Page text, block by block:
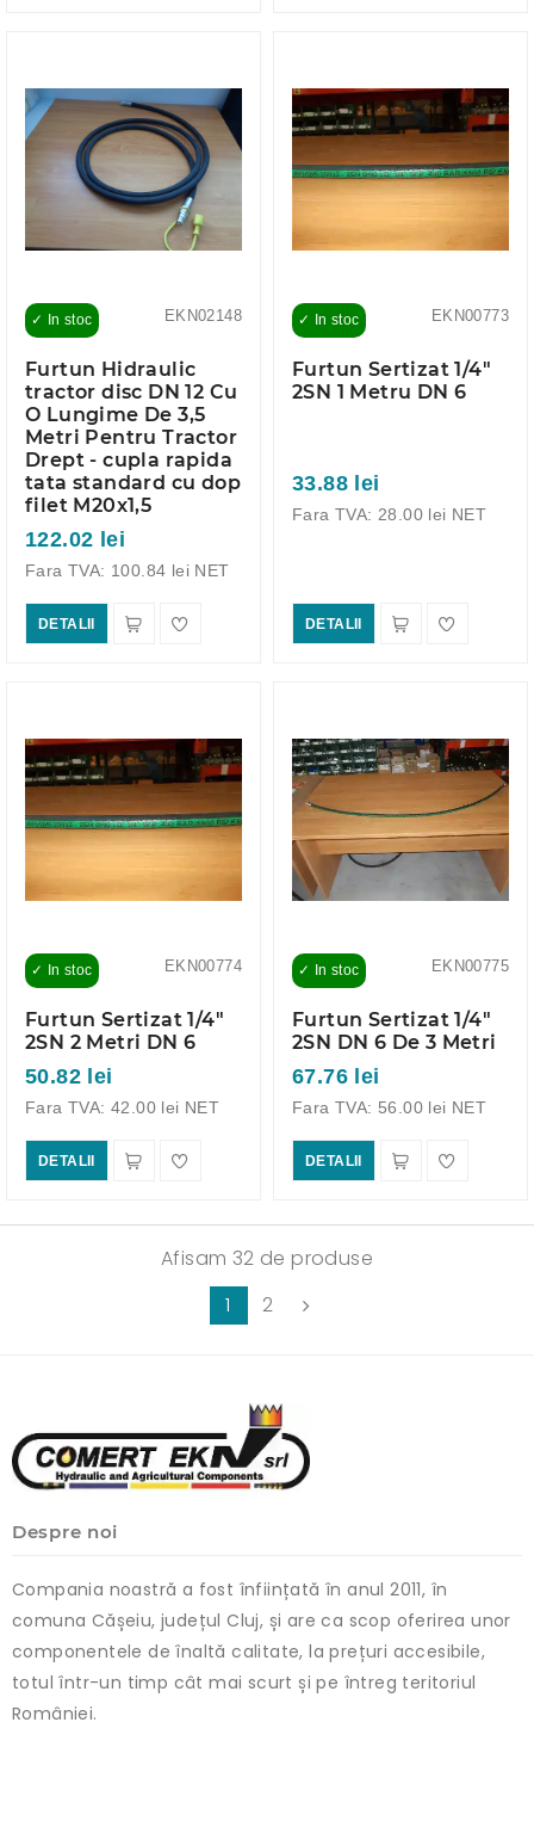
EKN02148
✓ In stoc
Furtun Hidraulic
tractor disc DN 12 Cu
O Lungime De 3,5
Metri Pentru Tractor
Drept - cupla rapida
tata standard cu dop
filet M20x1,5
122.02 lei
Fara TVA: 100.84 lei NET
DETALII
EKN00773
✓ In stoc
Furtun Sertizat 1/4"
2SN 1 Metru DN 6
33.88 lei
Fara TVA: 28.00 lei NET
DETALII
EKN00774
✓ In stoc
Furtun Sertizat 1/4"
2SN 2 Metri DN 6
50.82 lei
Fara TVA: 42.00 lei NET
DETALII
EKN00775
✓ In stoc
Furtun Sertizat 1/4"
2SN DN 6 De 3 Metri
67.76 lei
Fara TVA: 56.00 lei NET
DETALII
Afisam 32 de produse
1
2
Despre noi
Compania noastră a fost înființată în anul 2011, în
comuna Cășeiu, județul Cluj, și are ca scop oferirea unor
componentele de înaltă calitate, la prețuri accesibile,
totul într-un timp cât mai scurt și pe întreg teritoriul
României.